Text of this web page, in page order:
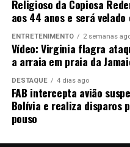
DON'T MISS
Operação da PF faz
abastecer festas com
Todos demonstraram
técnicos que retratam o
servirão de referência
públicas dos próximos
A expectativa da
constitua um marco no
o debate político das
Religioso da Copiosa
aos 44 anos e será velado
ENTRETENIMENTO 2 semanas
Vídeo: Virginia flagra
a arraia em praia da
DESTAQUE 4 dias ago
FAB intercepta avião
Bolívia e realiza disparos
pouso